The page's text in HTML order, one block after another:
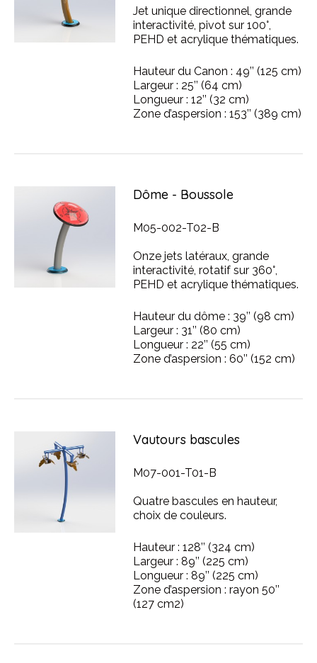
Jet unique directionnel, grande
interactivité, pivot sur 100°,
PEHD et acrylique thématiques.
Hauteur du Canon : 49’’ (125 cm)
Largeur : 25’’ (64 cm)
Longueur : 12’’ (32 cm)
Zone d’aspersion : 153’’ (389 cm)
Dôme - Boussole
M05-002-T02-B
Onze jets latéraux, grande
interactivité, rotatif sur 360°,
PEHD et acrylique thématiques.
Hauteur du dôme : 39’’ (98 cm)
Largeur : 31’’ (80 cm)
Longueur : 22’’ (55 cm)
Zone d’aspersion : 60’’ (152 cm)
Vautours bascules
M07-001-T01-B
Quatre bascules en hauteur,
choix de couleurs.
Hauteur : 128’’ (324 cm)
Largeur : 89’’ (225 cm)
Longueur : 89’’ (225 cm)
Zone d’aspersion : rayon 50’’
(127 cm2)